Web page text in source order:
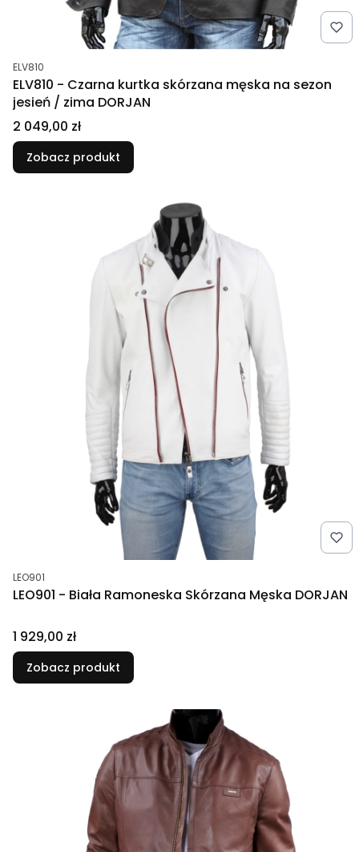
Kod produktu
ELV810
ELV810 - Czarna kurtka skórzana męska na sezon
jesień / zima DORJAN
Cena
2 049,00 zł
Zobacz produkt
Kod produktu
LEO901
LEO901 - Biała Ramoneska Skórzana Męska DORJAN
Cena
1 929,00 zł
Zobacz produkt